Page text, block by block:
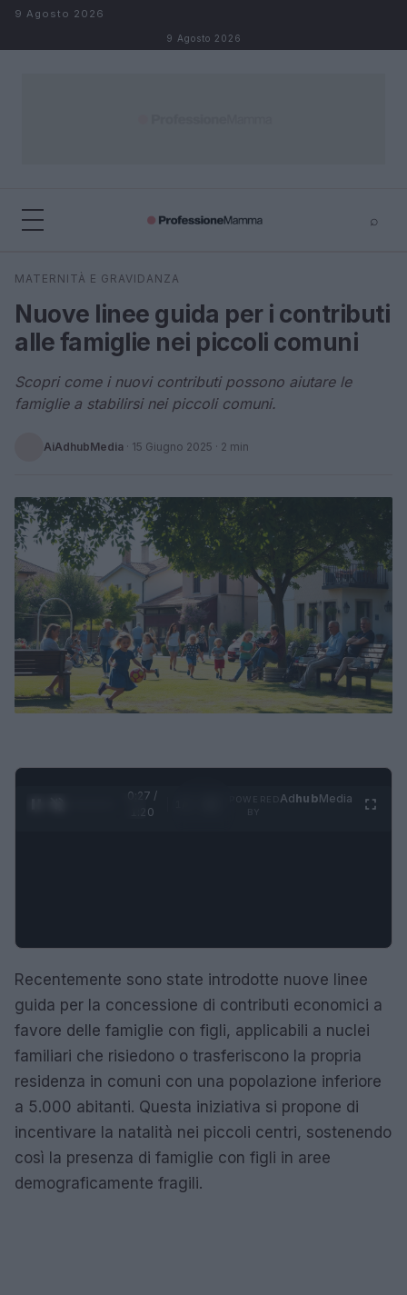
Salta al contenuto
9 Agosto 2026
9 Agosto 2026
⌕
Cerca
MATERNITÀ E GRAVIDANZA
Nuove linee guida per i contributi
alle famiglie nei piccoli comuni
Scopri come i nuovi contributi possono aiutare le
famiglie a stabilirsi nei piccoli comuni.
AiAdhubMedia · 15 Giugno 2025 · 2 min
0:28 /
1:20
AdhubMedia
Recentemente sono state introdotte nuove linee
guida per la concessione di contributi economici a
favore delle famiglie con figli, applicabili a nuclei
familiari che risiedono o trasferiscono la propria
residenza in comuni con una popolazione inferiore
a 5.000 abitanti. Questa iniziativa si propone di
incentivare la natalità nei piccoli centri, sostenendo
così la presenza di famiglie con figli in aree
demograficamente fragili.